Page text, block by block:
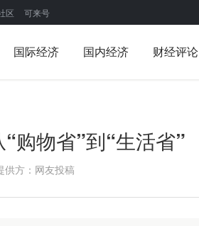
区 可来号
国际经济 国内经济 财经评论
购物省”到“生活省”
供方：网友投稿